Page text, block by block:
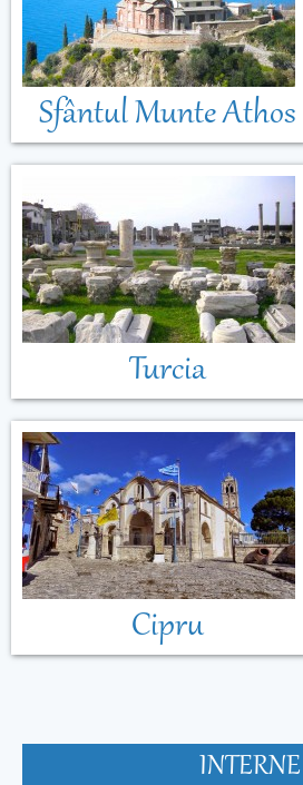
Sfântul Munte Athos
Turcia
Cipru
INTERNE